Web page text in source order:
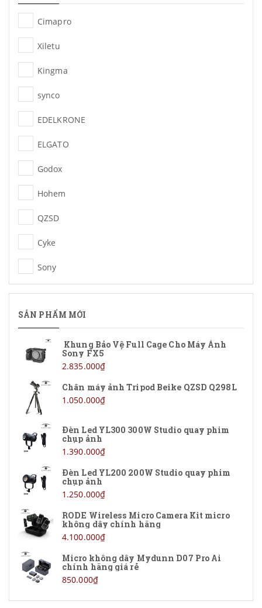
Cimapro
Xiletu
Kingma
synco
EDELKRONE
ELGATO
Godox
Hohem
QZSD
Cyke
Sony
NNS
TELESIN
SmallRig
LENSGO
OBSBOT
DJI
Yunteng
Rode
Feiyu
Ugreen
Lieqi
Baseus
UURig
SẢN PHẨM MỚI
Khung Bảo Vệ Full Cage Cho Máy Ảnh
Sony FX5
2.835.000₫
Chân máy ảnh Tripod Beike QZSD Q298L
1.050.000₫
Đèn Led YL300 300W Studio quay phim
chụp ảnh
1.390.000₫
Đèn Led YL200 200W Studio quay phim
chụp ảnh
1.250.000₫
RODE Wireless Micro Camera Kit micro
không dây chính hãng
4.100.000₫
Micro không dây Mydunn D07 Pro Ai
chính hãng giá rẻ
850.000₫